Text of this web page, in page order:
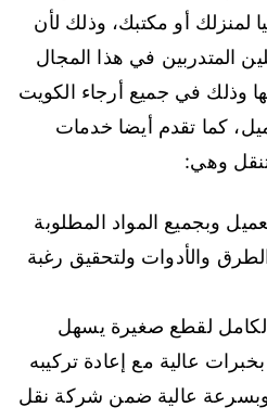
لمنزلك أو مكتبك، وذلك لأن
المتدربين في هذا المجال
وذلك في جميع أرجاء الكويت
كما تقدم أيضا خدمات
وهي:
وبجميع المواد المطلوبة
والأدوات ولتحقيق رغبة
لقطع صغيرة يسهل
عالية مع إعادة تركيبه
وبسرعة عالية ضمن شركة نقل